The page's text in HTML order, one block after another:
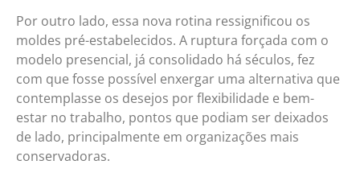
Por outro lado, essa nova rotina ressignificou os
moldes pré-estabelecidos. A ruptura forçada com o
modelo presencial, já consolidado há séculos, fez
com que fosse possível enxergar uma alternativa que
contemplasse os desejos por flexibilidade e bem-
estar no trabalho, pontos que podiam ser deixados
de lado, principalmente em organizações mais
conservadoras.